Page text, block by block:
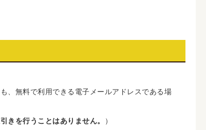
、無料で利用できる電子メールアドレスである場
きを行うことはありません。 ）